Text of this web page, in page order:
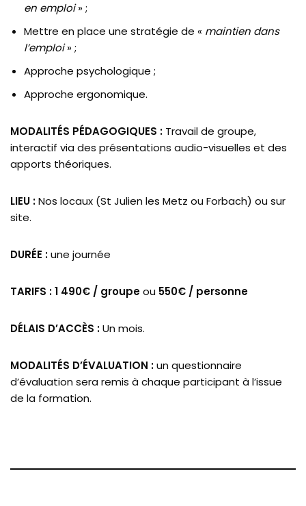
en emploi» ;
Mettre en place une stratégie de « maintien dans
l’emploi» ;
Approche psychologique ;
Approche ergonomique.
MODALITÉS PÉDAGOGIQUES : Travail de groupe,
interactif via des présentations audio-visuelles et des
apports théoriques.
LIEU :Nos locaux (St Julien les Metz ou Forbach) ou sur
site.
DURÉE :une journée
TARIFS : 1 490€ / groupeou 550€ / personne
DÉLAIS D’ACCÈS :Un mois.
MODALITÉS D’ÉVALUATION :un questionnaire
d’évaluation sera remis à chaque participant à l’issue
de la formation.